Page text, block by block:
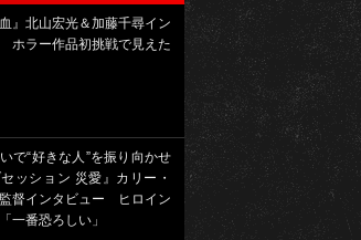
』北山宏光＆加藤千尋イン
ホラー作品初挑戦で見えた
で“好きな人”を振り向かせ
ッション 災愛』カリー・
督インタビュー ヒロイン
一番恐ろしい」